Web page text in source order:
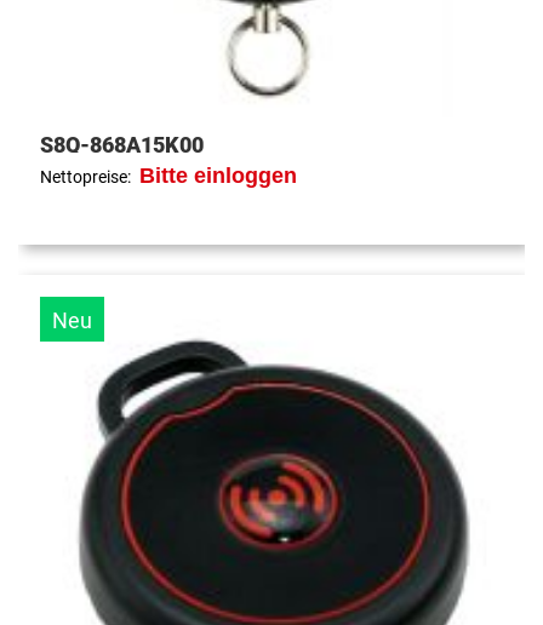
S8Q-868A15K00
Nettopreise: Bitte einloggen
Neu